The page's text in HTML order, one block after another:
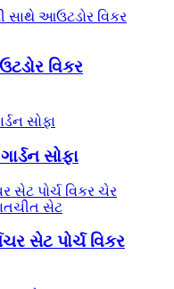
વિકર
સોફા
સેટ પોર્ચ વિકર